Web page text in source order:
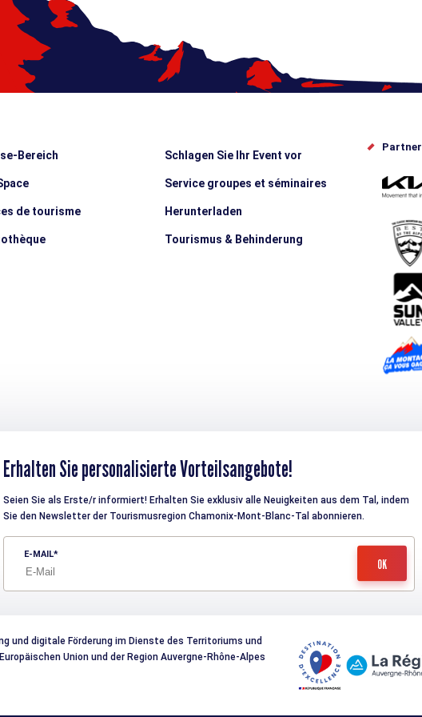
Bereich
de tourisme
Schlagen Sie Ihr Event vor
Service groupes et séminaires
Herunterladen
Tourismus & Behinderung
Partner
Erhalten Sie personalisierte Vorteilsangebote!
Seien Sie als Erste/r informiert! Erhalten Sie exklusiv alle Neuigkeiten aus dem Tal, indem
Sie den Newsletter der Tourismusregion Chamonix-Mont-Blanc-Tal abonnieren.
E-MAIL
und digitale Förderung im Dienste des Territoriums und
Union und der Region Auvergne-Rhône-Alpes